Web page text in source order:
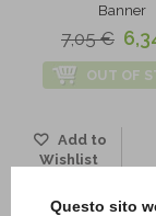
Questo sito
Banner
7,05 €
OUT OF
Add to
Wishlist